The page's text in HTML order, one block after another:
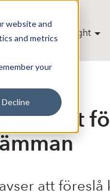
website and
and metrics
your
Decline
Om Spotlight
att
att